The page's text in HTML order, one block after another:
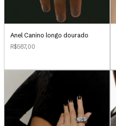
Anel Canino longo dourado
R$587,00